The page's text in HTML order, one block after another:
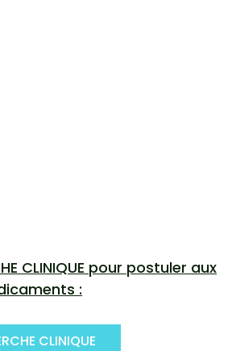
CLINIQUE pour postuler aux
:
CLINIQUE